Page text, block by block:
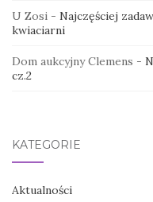
U Zosi - Najczęściej
kwiaciarni
Dom aukcyjny Clemens -
cz.2
KATEGORIE
Aktualności